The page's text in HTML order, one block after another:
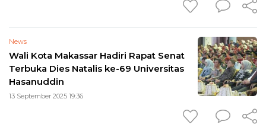
News
Wali Kota Makassar Hadiri Rapat Senat
Terbuka Dies Natalis ke-69 Universitas
Hasanuddin
13 September 2025 19:36